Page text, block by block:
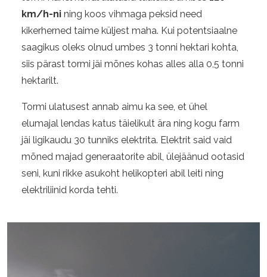
km/h-ni ning koos vihmaga peksid need
kikerherned taime küljest maha. Kui potentsiaalne
saagikus oleks olnud umbes 3 tonni hektari kohta,
siis pärast tormi jäi mõnes kohas alles alla 0,5 tonni
hektarilt.
Tormi ulatusest annab aimu ka see, et ühel
elumajal lendas katus täielikult ära ning kogu farm
jäi ligikaudu 30 tunniks elektrita. Elektrit said vaid
mõned majad generaatorite abil, ülejäänud ootasid
seni, kuni rikke asukoht helikopteri abil leiti ning
elektriliinid korda tehti.